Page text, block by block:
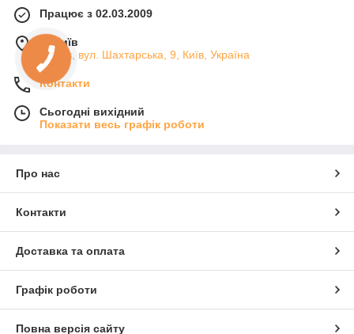
Працює з 02.03.2009
м. Київ
м.Київ, вул. Шахтарська, 9, Київ, Україна
Контакти
Сьогодні вихідний
Показати весь графік роботи
Про нас
Контакти
Доставка та оплата
Графік роботи
Повна версія сайту